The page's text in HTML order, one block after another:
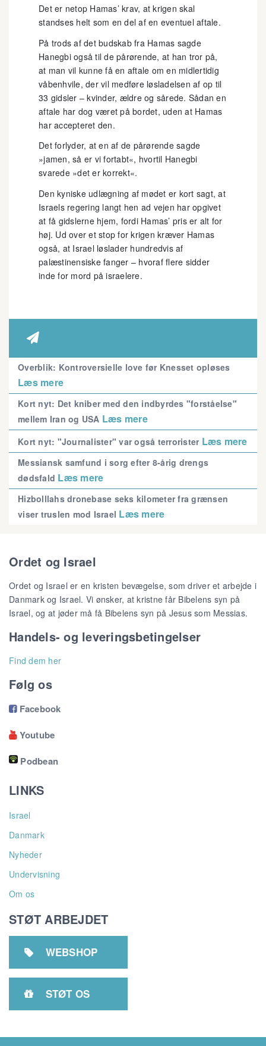
Det er netop Hamas’ krav, at krigen skal
standses helt som en del af en eventuel aftale.
På trods af det budskab fra Hamas sagde
Hanegbi også til de pårørende, at han tror på,
at man vil kunne få en aftale om en midlertidig
våbenhvile, der vil medføre løsladelsen af op til
33 gidsler – kvinder, ældre og sårede. Sådan en
aftale har dog været på bordet, uden at Hamas
har accepteret den.
Det forlyder, at en af de pårørende sagde
»jamen, så er vi fortabt«, hvortil Hanegbi
svarede »det er korrekt«.
Den kyniske udlægning af mødet er kort sagt, at
Israels regering langt hen ad vejen har opgivet
at få gidslerne hjem, fordi Hamas’ pris er alt for
høj. Ud over et stop for krigen kræver Hamas
også, at Israel løslader hundredvis af
palæstinensiske fanger – hvoraf flere sidder
inde for mord på israelere.

Overblik: Kontroversielle love før Knesset opløses
Læs mere
Kort nyt: Det kniber med den indbyrdes "forståelse"
mellem Iran og USA Læs mere
Kort nyt: "Journalister" var også terrorister Læs mere
Messiansk samfund i sorg efter 8-årig drengs
dødsfald Læs mere
Hizbolllahs dronebase seks kilometer fra grænsen
viser truslen mod Israel Læs mere
Ordet og Israel
Ordet og Israel er en kristen bevægelse, som driver et arbejde i
Danmark og Israel. Vi ønsker, at kristne får Bibelens syn på
Israel, og at jøder må få Bibelens syn på Jesus som Messias.
Handels- og leveringsbetingelser
Find dem her
Følg os
Facebook
Youtube
Podbean
LINKS
Israel
Danmark
Nyheder
Undervisning
Om os
STØT ARBEJDET
 WEBSHOP
 STØT OS